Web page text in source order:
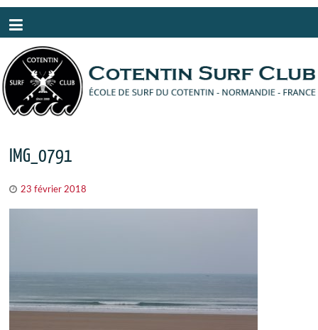
IMG_0791
23 février 2018
Panneau de gestion des cookies